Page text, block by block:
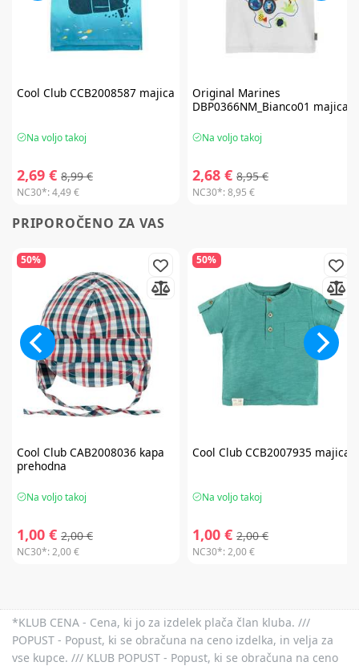
Cool ClubCCB2008587 majica
Na voljo takoj
2,69 € 8,99 €
NC30*:4,49 €
Original Marines
DBP0366NM_Bianco01 majica
Na voljo takoj
2,68 € 8,95 €
NC30*:8,95 €
PRIPOROČENO ZA VAS
50%
Cool ClubCAB2008036 kapa
prehodna
Na voljo takoj
1,00 € 2,00 €
NC30*:2,00 €
50%
Cool ClubCCB2007935 majica
Na voljo takoj
1,00 € 2,00 €
NC30*:2,00 €
*KLUB CENA - Cena, ki jo za izdelek plača član kluba. ///
POPUST - Popust, ki se obračuna na ceno izdelka, in velja za
vse kupce. /// KLUB POPUST - Popust, ki se obračuna na ceno